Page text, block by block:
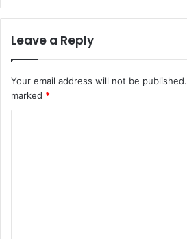
Leave a Reply
Your email address will not be published.
marked *